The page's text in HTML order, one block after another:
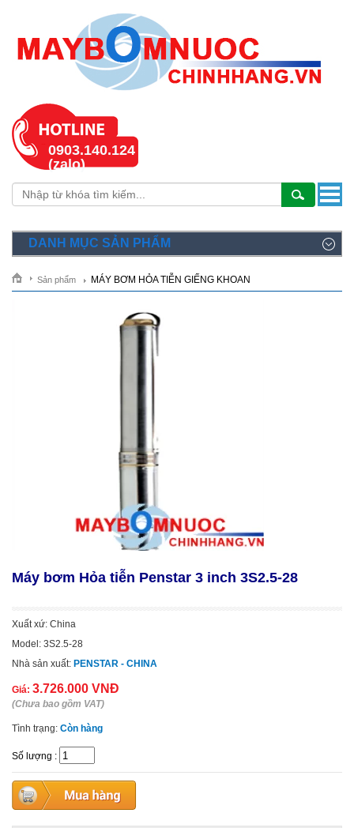
0903.140.124
(zalo)
DANH MỤC SẢN PHẨM
Sản phẩm MÁY BƠM HỎA TIỄN GIẾNG KHOAN
Máy bơm Hỏa tiễn Penstar 3 inch 3S2.5-28
Xuất xứ: China
Model: 3S2.5-28
Nhà sản xuất: PENSTAR - CHINA
Giá: 3.726.000 VNĐ
(Chưa bao gồm VAT)
Tình trạng: Còn hàng
Số lượng :